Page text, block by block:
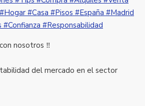
nosotros ‼️
del mercado en el sector